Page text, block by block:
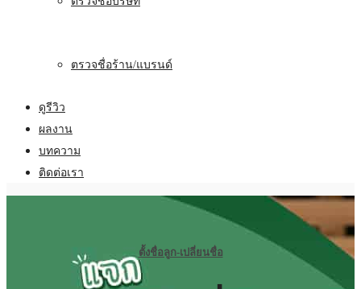
ตรวจชื่อร้าน/แบรนด์
ดูรีวิว
ผลงาน
บทความ
ติดต่อเรา
ตั้งชื่อลูก-เปลี่ยนชื่อ